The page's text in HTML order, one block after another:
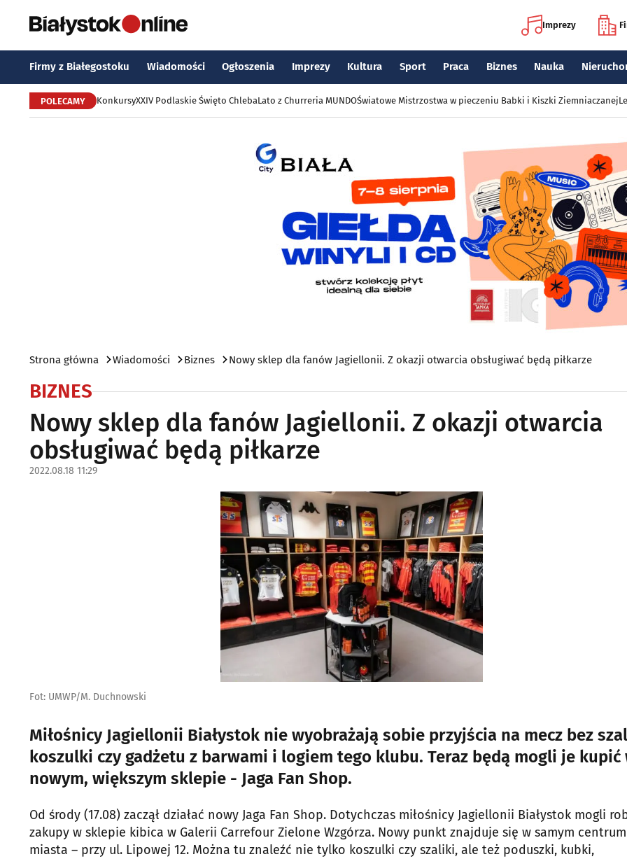
Imprezy
Firmy z Białegostoku Wiadomości Ogłoszenia Imprezy Kultura Sport Praca Biznes Nauka
POLECAMY KonkursyXXIV Podlaskie Święto ChlebaLato z Churreria MUNDOŚwiatowe Mistrzostwa w pieczeniu Babki i Kiszki Ziemniaczanej
Strona główna Wiadomości Biznes Nowy sklep dla fanów Jagiellonii. Z okazji otwarcia obsługiwać będą piłkarze
BIZNES
Nowy sklep dla fanów Jagiellonii. Z okazji otwarcia
obsługiwać będą piłkarze
2022.08.18 11:29
Fot: UMWP/M. Duchnowski
Miłośnicy Jagiellonii Białystok nie wyobrażają sobie przyjścia na mecz bez
koszulki czy gadżetu z barwami i logiem tego klubu. Teraz będą mogli je kupić
nowym, większym sklepie - Jaga Fan Shop.
Od środy (17.08) zaczął działać nowy Jaga Fan Shop. Dotychczas miłośnicy Jagiellonii Białystok mogli
zakupy w sklepie kibica w Galerii Carrefour Zielone Wzgórza. Nowy punkt znajduje się w samym centrum
miasta – przy ul. Lipowej 12. Można tu znaleźć nie tylko koszulki czy szaliki, ale też poduszki, kubki,